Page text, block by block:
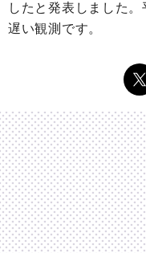
したと発表しました
遅い観測です。